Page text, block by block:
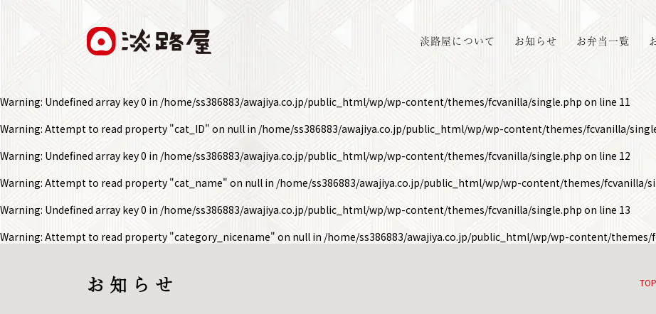
淡路屋について お知らせ お弁当一覧
Warning: Undefined array key 0 in /home/ss386883/awajiya.co.jp/public_html/wp/wp-content/themes/fcvanilla/single.php on line 11
Warning: Attempt to read property "cat_ID" on null in /home/ss386883/awajiya.co.jp/public_html/wp/wp-content/themes/fcvanilla/
Warning: Undefined array key 0 in /home/ss386883/awajiya.co.jp/public_html/wp/wp-content/themes/fcvanilla/single.php on line 12
Warning: Attempt to read property "cat_name" on null in /home/ss386883/awajiya.co.jp/public_html/wp/wp-content/themes/fcvanilla/
Warning: Undefined array key 0 in /home/ss386883/awajiya.co.jp/public_html/wp/wp-content/themes/fcvanilla/single.php on line 13
Warning: Attempt to read property "category_nicename" on null in /home/ss386883/awajiya.co.jp/public_html/wp/wp-content/themes/
お 知 ら せ TOP